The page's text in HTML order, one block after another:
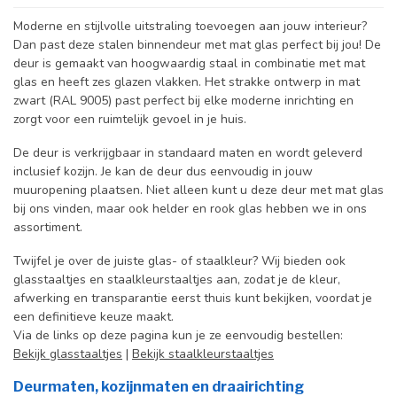
Moderne en stijlvolle uitstraling toevoegen aan jouw interieur?
Dan past deze stalen binnendeur met mat glas perfect bij jou! De
deur is gemaakt van hoogwaardig staal in combinatie met mat
glas en heeft zes glazen vlakken. Het strakke ontwerp in mat
zwart (RAL 9005) past perfect bij elke moderne inrichting en
zorgt voor een ruimtelijk gevoel in je huis.
De deur is verkrijgbaar in standaard maten en wordt geleverd
inclusief kozijn. Je kan de deur dus eenvoudig in jouw
muuropening plaatsen. Niet alleen kunt u deze deur met mat glas
bij ons vinden, maar ook helder en rook glas hebben we in ons
assortiment.
Twijfel je over de juiste glas- of staalkleur? Wij bieden ook
glasstaaltjes en staalkleurstaaltjes aan, zodat je de kleur,
afwerking en transparantie eerst thuis kunt bekijken, voordat je
een definitieve keuze maakt.
Via de links op deze pagina kun je ze eenvoudig bestellen:
Bekijk glasstaaltjes | Bekijk staalkleurstaaltjes
Deurmaten, kozijnmaten en draairichting